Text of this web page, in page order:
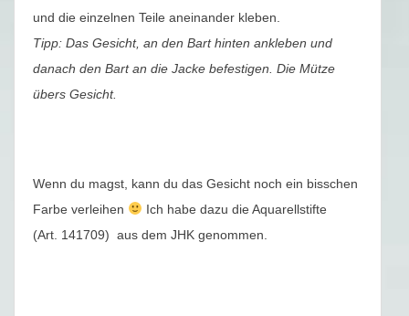
und die einzelnen Teile aneinander kleben.
Tipp: Das Gesicht, an den Bart hinten ankleben und
danach den Bart an die Jacke befestigen. Die Mütze
übers Gesicht.
Wenn du magst, kann du das Gesicht noch ein bisschen
Farbe verleihen
Ich habe dazu die Aquarellstifte
(Art. 141709) aus dem JHK genommen.